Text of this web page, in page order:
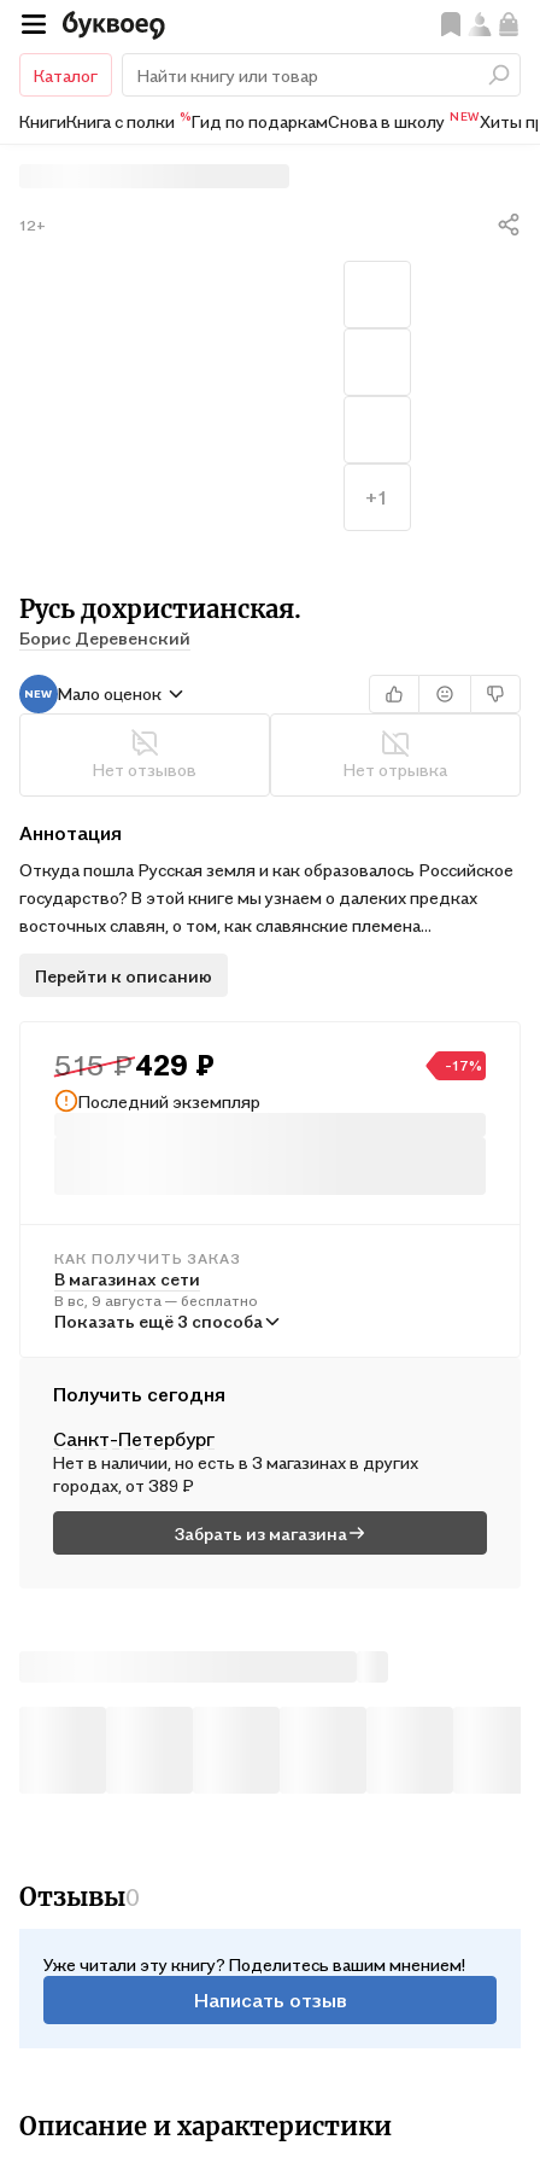
Каталог
КнигиКнига с полки %Гид по подаркамСнова в школу NEWХиты
Русь дохристианская.
Борис Деревенский
12+
Мало оценок
Нет отзывов Нет отрывка
+1
Аннотация
Откуда пошла Русская земля и как образовалось Российское
государство? В этой книге мы узнаем о далеких предках
восточных славян, о том, как славянские племена
их культуре и быте, об обычаях и верованиях. Увлекательная
предков, преодолевших тяжелые испытания. Любовью и
трудом своим они создали замечательные памятники
материальной и духовной культуры.
Перейти к описанию
515 ₽429 ₽ -17%
Последний экземпляр
КАК ПОЛУЧИТЬ ЗАКАЗ
В магазинах сети
В вс, 9 августа — бесплатно
В пунктах выдачи
В пн, 10 августа — от 313 ₽
Почтой России
Во вт, 11 августа — от 503 ₽
Показать ещё 3 способа
Получить сегодня
Санкт-Петербург
Нет в наличии, но есть в 3 магазинах в других
городах, от 389 ₽
Забрать из магазина
Отзывы0
Уже читали эту книгу? Поделитесь вашим мнением!
Написать отзыв
Описание и характеристики